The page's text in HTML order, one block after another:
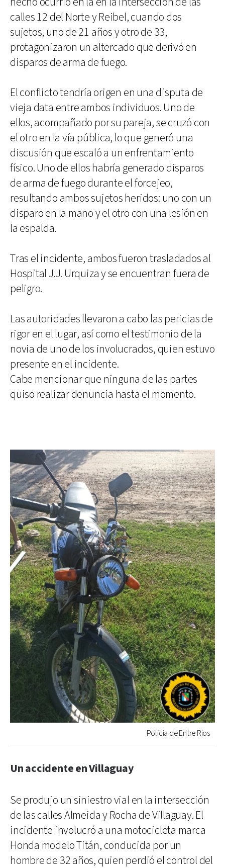
calles 12 del Norte y Reibel, cuando dos
sujetos, uno de 21 años y otro de 33,
protagonizaron un altercado que derivó en
disparos de arma de fuego.
El conflicto tendría origen en una disputa de
vieja data entre ambos individuos. Uno de
ellos, acompañado por su pareja, se cruzó con
el otro en la vía pública, lo que generó una
discusión que escaló a un enfrentamiento
físico. Uno de ellos habría generado disparos
de arma de fuego durante el forcejeo,
resultando ambos sujetos heridos: uno con un
disparo en la mano y el otro con una lesión en
la espalda.
Tras el incidente, ambos fueron trasladados al
Hospital J.J. Urquiza y se encuentran fuera de
peligro.
Las autoridades llevaron a cabo las pericias de
rigor en el lugar, así como el testimonio de la
novia de uno de los involucrados, quien estuvo
presente en el incidente.
Cabe mencionar que ninguna de las partes
quiso realizar denuncia hasta el momento.
Policía de Entre Ríos
Un accidente en Villaguay
Se produjo un siniestro vial en la intersección
de las calles Almeida y Rocha de Villaguay. El
incidente involucró a una motocicleta marca
Honda modelo Titán, conducida por un
hombre de 32 años, quien perdió el control del